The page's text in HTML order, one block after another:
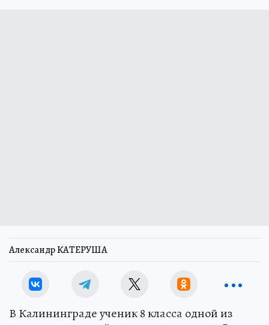
Александр КАТЕРУША
В Калининграде ученик 8 класса одной из